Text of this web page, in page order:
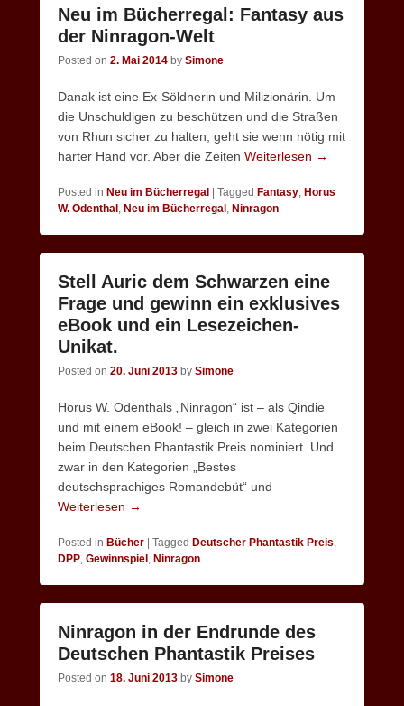
Neu im Bücherregal: Fantasy aus
der Ninragon-Welt
Posted on 2. Mai 2014 by Simone
Danak ist eine Ex-Söldnerin und Milizionärin. Um
die Unschuldigen zu beschützen und die Straßen
von Rhun sicher zu halten, geht sie wenn nötig mit
harter Hand vor. Aber die Zeiten Weiterlesen →
Posted in Neu im Bücherregal Tagged Fantasy, Horus
W. Odenthal , Neu im Bücherregal , Ninragon
Stell Auric dem Schwarzen eine
Frage und gewinn ein exklusives
eBook und ein Lesezeichen-
Unikat.
Posted on 20. Juni 2013 by Simone
Horus W. Odenthals „Ninragon“ ist – als Qindie
und mit einem eBook! – gleich in zwei Kategorien
beim Deutschen Phantastik Preis nominiert. Und
zwar in den Kategorien „Bestes
deutschsprachiges Romandebüt“ und
Weiterlesen →
Posted in Bücher Tagged Deutscher Phantastik Preis,
DPP, Gewinnspiel , Ninragon
Ninragon in der Endrunde des
Deutschen Phantastik Preises
Posted on 18. Juni 2013 by Simone